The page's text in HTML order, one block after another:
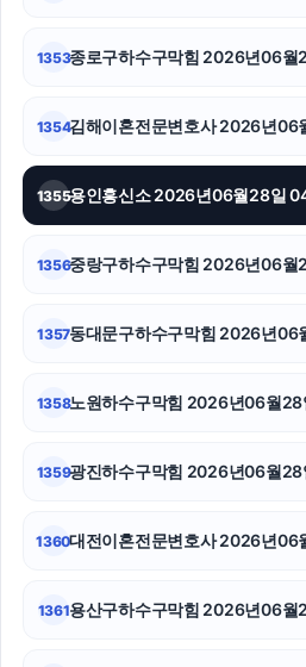
1353종로구하수구막힘 2026년06월
1354김해이혼전문변호사 2026년06
1355용인흥신소 2026년06월28일
1356중랑구하수구막힘 2026년06월
1357동대문구하수구막힘 2026년06
1358노원하수구막힘 2026년06월
1359광진하수구막힘 2026년06월
1360대전이혼전문변호사 2026년06
1361용산구하수구막힘 2026년06월